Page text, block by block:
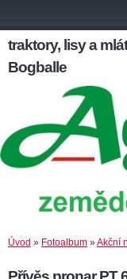
traktory, lisy a
Bogballe
Úvod » Fotoalbum »Akční